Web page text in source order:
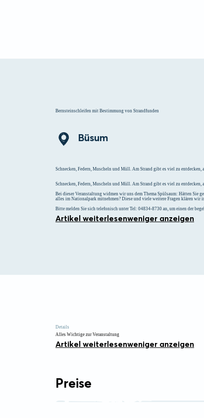
Bernsteinschleifen mit Bestimmung von Strandfunden
Büsum
Schnecken, Federn, Muscheln und Müll. Am Strand gibt es viel zu entdecken,
Schnecken, Federn, Muscheln und Müll. Am Strand gibt es viel zu
Bei dieser Veranstaltung widmen wir uns dem Thema Spülsaum: Hätten Sie
alles im Nationalpark mitnehmen? Diese und viele weitere Fragen klären wir
Bitte melden Sie sich telefonisch unter Tel: 04834-8730 an, um einen der
Artikel weiterlesenweniger anzeigen
Details
Alles Wichtige zur Veranstaltung
Artikel weiterlesenweniger anzeigen
Preise